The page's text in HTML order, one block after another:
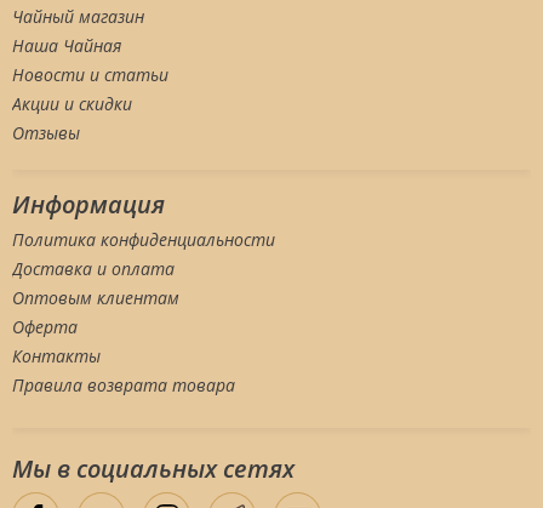
Чайный магазин
Наша Чайная
Новости и статьи
Акции и скидки
Отзывы
Информация
Политика конфиденциальности
Доставка и оплата
Оптовым клиентам
Оферта
Контакты
Правила возврата товара
Мы в социальных сетяx